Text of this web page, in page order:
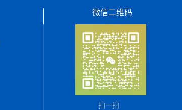
微信二维码
扫一扫